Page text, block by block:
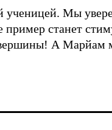
ученицей. Мы
станет
А Марйам